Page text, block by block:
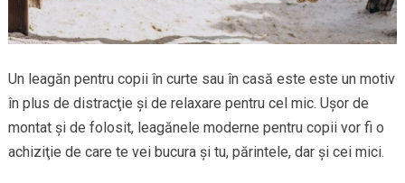
Un leagăn pentru copii în curte sau în casă este este un motiv
în plus de distracţie şi de relaxare pentru cel mic. Uşor de
montat şi de folosit, leagănele moderne pentru copii vor fi o
achiziţie de care te vei bucura şi tu, părintele, dar şi cei mici.